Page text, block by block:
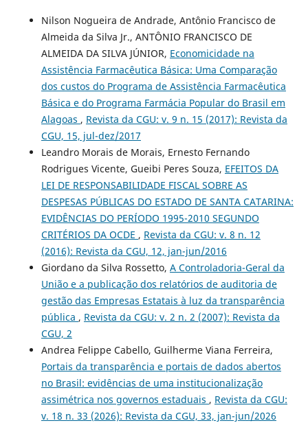
Nilson Nogueira de Andrade, Antônio Francisco de
Almeida da Silva Jr., ANTÔNIO FRANCISCO DE
ALMEIDA DA SILVA JÚNIOR, Economicidade na
Assistência Farmacêutica Básica: Uma Comparação
dos custos do Programa de Assistência Farmacêutica
Básica e do Programa Farmácia Popular do Brasil em
Alagoas , Revista da CGU: v. 9 n. 15 (2017): Revista da
CGU, 15, jul-dez/2017
Leandro Morais de Morais, Ernesto Fernando
Rodrigues Vicente, Gueibi Peres Souza, EFEITOS DA
LEI DE RESPONSABILIDADE FISCAL SOBRE AS
DESPESAS PÚBLICAS DO ESTADO DE SANTA CATARINA:
EVIDÊNCIAS DO PERÍODO 1995-2010 SEGUNDO
CRITÉRIOS DA OCDE , Revista da CGU: v. 8 n. 12
(2016): Revista da CGU, 12, jan-jun/2016
Giordano da Silva Rossetto, A Controladoria-Geral da
União e a publicação dos relatórios de auditoria de
gestão das Empresas Estatais à luz da transparência
pública , Revista da CGU: v. 2 n. 2 (2007): Revista da
CGU, 2
Andrea Felippe Cabello, Guilherme Viana Ferreira,
Portais da transparência e portais de dados abertos
no Brasil: evidências de uma institucionalização
assimétrica nos governos estaduais , Revista da CGU:
v. 18 n. 33 (2026): Revista da CGU, 33, jan-jun/2026